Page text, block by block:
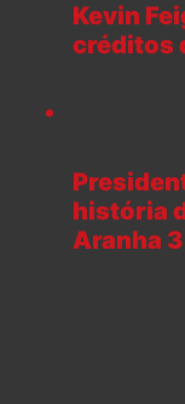
Kevin
créditos
história
Aranha